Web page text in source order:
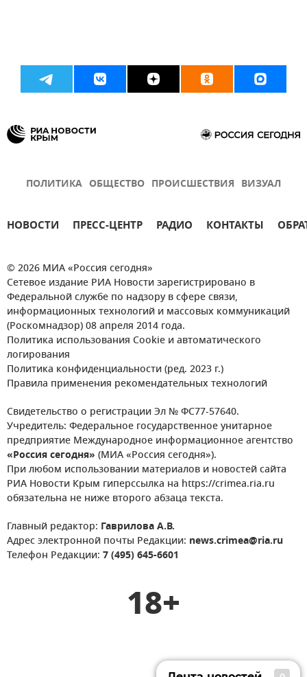
ПОЛИТИКА ОБЩЕСТВО ПРОИСШЕСТВИЯ ВИЗУАЛ
НОВОСТИ ПРЕСС-ЦЕНТР РАДИО КОНТАКТЫ
© 2026 МИА «Россия сегодня»
Сетевое издание РИА Новости зарегистрировано в
Федеральной службе по надзору в сфере связи,
информационных технологий и массовых коммуникаций
(Роскомнадзор) 08 апреля 2014 года.
Политика использования Cookie и автоматического
логирования
Политика конфиденциальности (ред. 2023 г.)
Правила применения рекомендательных технологий
Свидетельство о регистрации Эл № ФС77-57640.
Учредитель: Федеральное государственное унитарное
предприятие Международное информационное агентство
«Россия сегодня» (МИА «Россия сегодня»).
При любом использовании материалов и новостей сайта
РИА Новости Крым гиперссылка на https://crimea.ria.ru
обязательна не ниже второго абзаца текста.
Главный редактор: Гаврилова А.В.
Адрес электронной почты Редакции: news.crimea@ria.ru
Телефон Редакции: 7 (495) 645-6601
18+